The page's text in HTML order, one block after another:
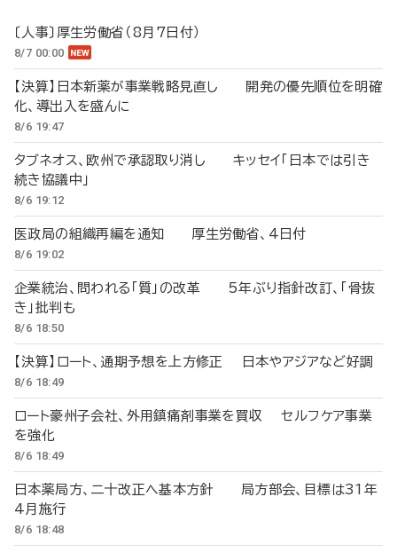
〔人事〕厚生労働省（8月7日付）
8/7 00:00
【決算】日本新薬が事業戦略見直し 開発の優先順位を明確
化、導出入を盛んに
8/6 19:47
タブネオス、欧州で承認取り消し キッセイ「日本では引き
続き協議中」
8/6 19:12
医政局の組織再編を通知 厚生労働省、4日付
8/6 19:02
企業統治、問われる「質」の改革 5年ぶり指針改訂、「骨抜
き」批判も
8/6 18:50
【決算】ロート、通期予想を上方修正 日本やアジアなど好調
8/6 18:49
ロート豪州子会社、外用鎮痛剤事業を買収 セルフケア事業
を強化
8/6 18:49
日本薬局方、二十改正へ基本方針 局方部会、目標は31年
4月施行
8/6 18:48